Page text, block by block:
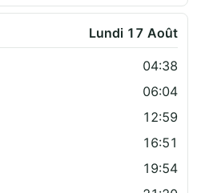
Lundi 17 Août
04:38
06:04
12:59
16:51
19:54